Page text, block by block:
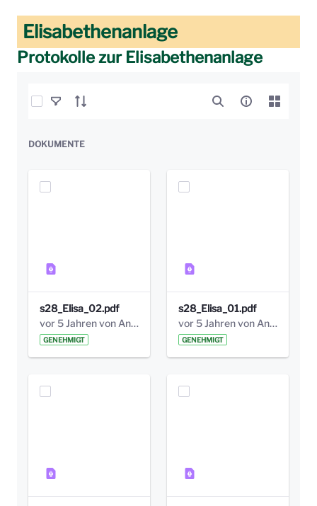
Elisabethenanlage
Protokolle zur Elisabethenanlage
Elemente auswählen
DOKUMENTE
s28_Elisa_02.pdf
vor 5 Jahren von Anni Schlumberger
GENEHMIGT
s28_Elisa_01.pdf
vor 5 Jahren von Anni Schlumberger
GENEHMIGT